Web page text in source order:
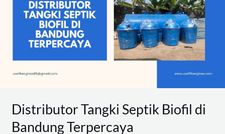
Distributor Tangki Septik Biofil di
Bandung Terpercaya
Biofil
Bandung